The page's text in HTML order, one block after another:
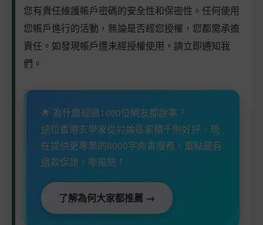
您有責任維護帳戶密碼的安全性和保密性。任何使用
您帳戶進行的活動，無論是否經您授權，您都需承擔
責任。如發現帳戶遭未經授權使用，請立即通知我
們。
🌟 為什麼超過1000位網友都說準？
這位香港玄學家從討論區累積千則好評，現
在提供更專業的8000字命書服務。重點是有
退款保證，零風險！
了解為何大家都推薦 →